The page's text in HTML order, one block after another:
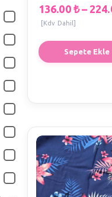
Sepete Ekle
136.00 ₺ –
[Kdv Dahil]